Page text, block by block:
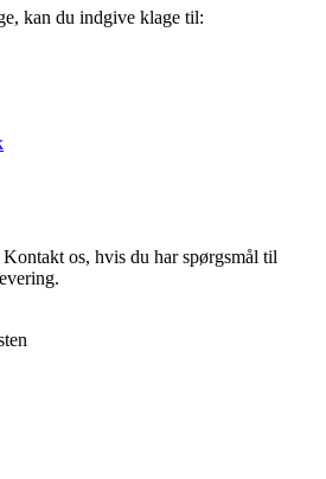
kan du indgive klage til:
os, hvis du har spørgsmål til